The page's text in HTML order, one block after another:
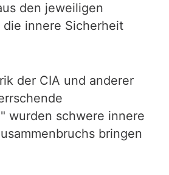
den jeweiligen
innere Sicherheit
der CIA und anderer
wurden schwere innere
bringen